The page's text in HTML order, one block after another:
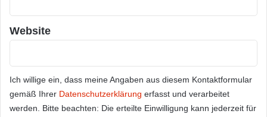
Website
Ich willige ein, dass meine Angaben aus diesem Kontaktformular
gemäß Ihrer Datenschutzerklärung erfasst und verarbeitet
werden. Bitte beachten: Die erteilte Einwilligung kann jederzeit für